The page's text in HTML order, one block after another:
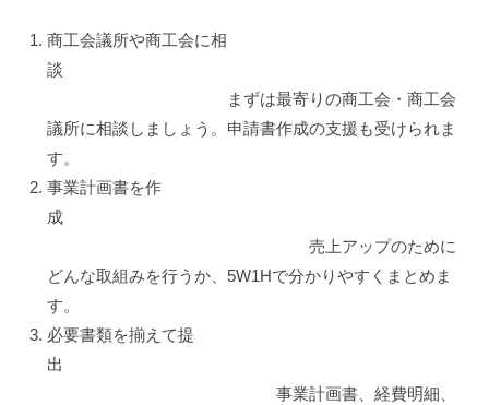
商工会議所や商工会に相
談
まずは最寄りの商工会・商工会
議所に相談しましょう。申請書作成の支援も受けられま
す。
事業計画書を作
成
売上アップのために
どんな取組みを行うか、5W1Hで分かりやすくまとめま
す。
必要書類を揃えて提
出
事業計画書、経費明細、